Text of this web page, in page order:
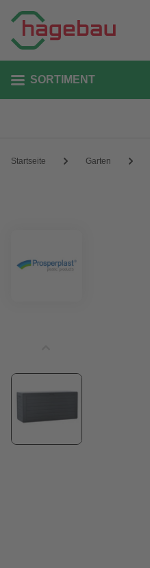
SORTIMENT
Startseite Garten